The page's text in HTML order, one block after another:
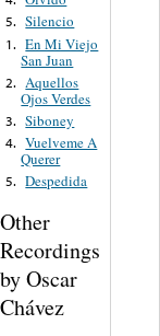
5. Silencio
1. En Mi Viejo
San Juan
2. Aquellos
Ojos Verdes
3. Siboney
4. Vuelveme A
Querer
5. Despedida
Other
Recordings
by Oscar
Chávez